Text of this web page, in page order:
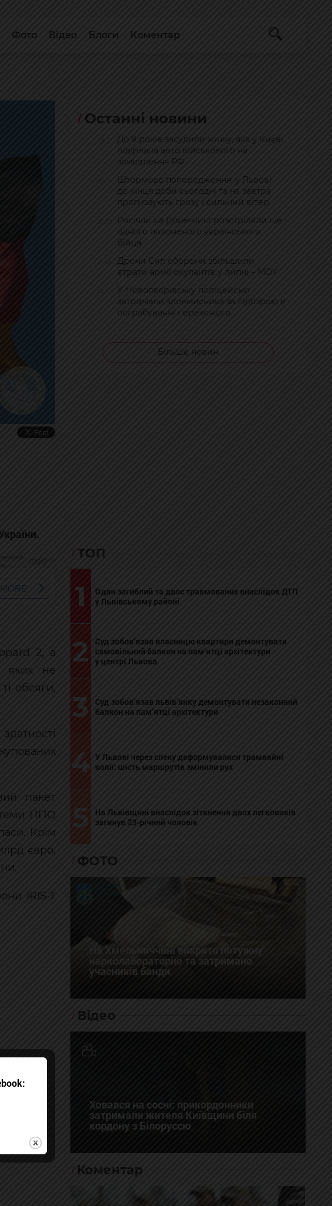
Фото Відео Блоги Коментар
2, а
яких не
обсяги,
пакет
ППО
Крім
євро,
IRIS-T
Останні новини
До 9 років засудили жінку, яка у Києві
підірвала авто військового на
замовлення РФ
Штормове попередження: у Львові
до кінця доби сьогодні та на завтра
прогнозують грозу і сильний вітер
Росіяни на Донеччині розстріляли ще
одного полоненого українського
бійця
Дрони Сил оборони збільшили
втрати армії окупантів у липні – МОУ
У Новояворівську поліцейські
затримали зловмисника за підозрою в
пограбуванні перехожого
Більше новин
ТОП
1
Один загиблий та двоє травмованих внаслідок ДТП
у Львівському районі
2
Суд зобов’язав власницю квартири демонтувати
самовільний балкон на пам’ятці архітектури
у центрі Львова
3
Суд зобов’язав львів’янку демонтувати незаконний
балкон на пам’ятці архітектури
4 У Львові через спеку деформувалися трамвайні
колії: шість маршрутів змінили рух
5
На Львівщині внаслідок зіткнення двох легковиків
загинув 23-річний чоловік
ФОТО
На Хмельниччині викрито потужну
нарколабораторію та затримано
учасників банди
Відео
Ховався на сосні: прикордонники
затримали жителя Київщини біля
кордону з Білоруссю
Коментар